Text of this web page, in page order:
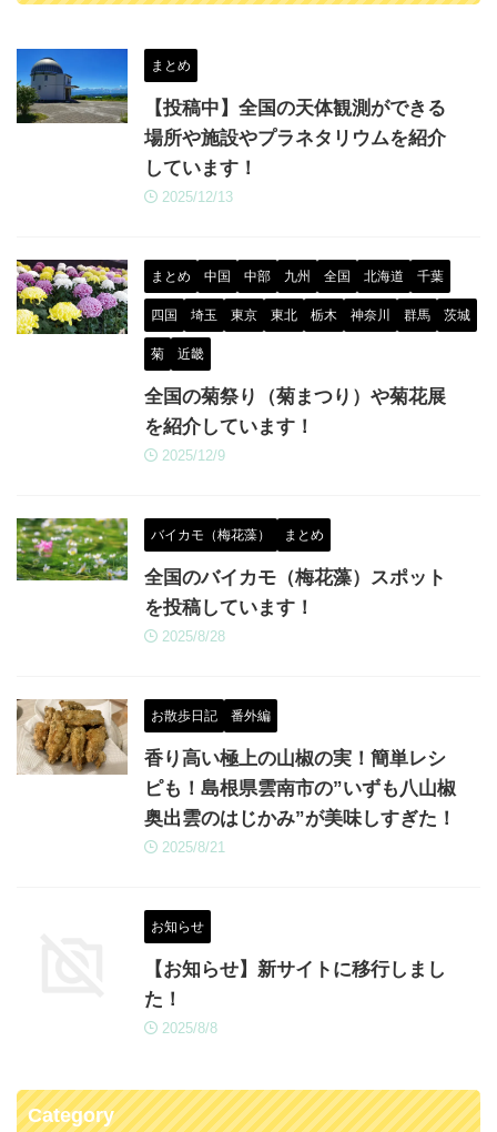
まとめ
【投稿中】全国の天体観測ができる
場所や施設やプラネタリウムを紹介
しています！
2025/12/13
まとめ 中国 中部 九州 全国 北海道 千葉
四国 埼玉 東京 東北 栃木 神奈川 群馬 茨城
菊 近畿
全国の菊祭り（菊まつり）や菊花展
を紹介しています！
2025/12/9
バイカモ（梅花藻） まとめ
全国のバイカモ（梅花藻）スポット
を投稿しています！
2025/8/28
お散歩日記 番外編
香り高い極上の山椒の実！簡単レシ
ピも！島根県雲南市の”いずも八山椒
奥出雲のはじかみ”が美味しすぎた！
2025/8/21
お知らせ
【お知らせ】新サイトに移行しまし
た！
2025/8/8
Category